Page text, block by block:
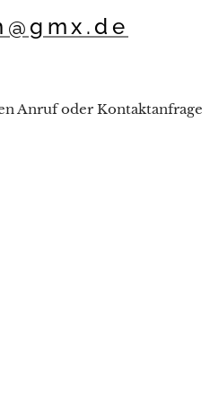
Anruf oder Kontaktanfrage